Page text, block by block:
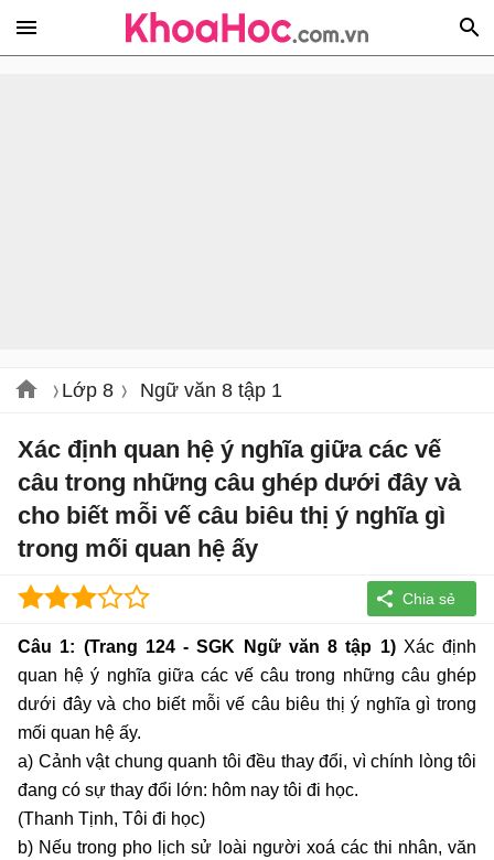
Lớp 8 Ngữ văn 8 tập 1
Xác định quan hệ ý nghĩa giữa các vế
câu trong những câu ghép dưới đây và
cho biết mỗi vế câu biêu thị ý nghĩa gì
trong mối quan hệ ấy
Câu 1: (Trang 124 - SGK Ngữ văn 8 tập 1) Xác định
quan hệ ý nghĩa giữa các vế câu trong những câu ghép
dưới đây và cho biết mỗi vế câu biêu thị ý nghĩa gì trong
mối quan hệ ấy.
a) Cảnh vật chung quanh tôi đều thay đổi, vì chính lòng tôi
đang có sự thay đổi lớn: hôm nay tôi đi học.
(Thanh Tịnh, Tôi đi học)
b) Nếu trong pho lịch sử loài người xoá các thi nhân, văn